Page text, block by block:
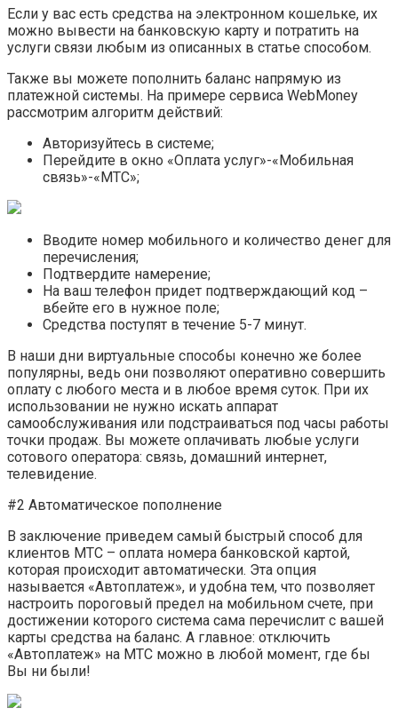
Если у вас есть средства на электронном кошельке, их
можно вывести на банковскую карту и потратить на
услуги связи любым из описанных в статье способом.
Также вы можете пополнить баланс напрямую из
платежной системы. На примере сервиса WebMoney
рассмотрим алгоритм действий:
Авторизуйтесь в системе;
Перейдите в окно «Оплата услуг»-«Мобильная
связь»-«МТС»;
Вводите номер мобильного и количество денег для
перечисления;
Подтвердите намерение;
На ваш телефон придет подтверждающий код –
вбейте его в нужное поле;
Средства поступят в течение 5-7 минут.
В наши дни виртуальные способы конечно же более
популярны, ведь они позволяют оперативно совершить
оплату с любого места и в любое время суток. При их
использовании не нужно искать аппарат
самообслуживания или подстраиваться под часы работы
точки продаж. Вы можете оплачивать любые услуги
сотового оператора: связь, домашний интернет,
телевидение.
#2 Автоматическое пополнение
В заключение приведем самый быстрый способ для
клиентов МТС – оплата номера банковской картой,
которая происходит автоматически. Эта опция
называется «Автоплатеж», и удобна тем, что позволяет
настроить пороговый предел на мобильном счете, при
достижении которого система сама перечислит с вашей
карты средства на баланс. А главное: отключить
«Автоплатеж» на МТС можно в любой момент, где бы
Вы ни были!